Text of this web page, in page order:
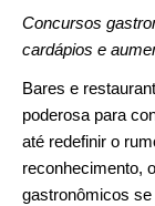
Concursos
cardápios e
Bares e
poderosa para
até redefinir o
reconhecimento,
gastronômicos